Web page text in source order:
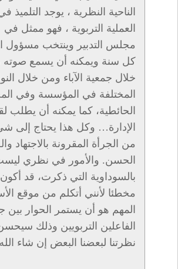
الناحية النظرية ، يوجد التلميذ
العملية التربوية ، فهو ممثل في
مجلس التدبير وينتخب مسؤول
كل سنة ويمكنه أن يسمع
خلال جمعية الآباء ومن خلال
المختلفة في المؤسسة وفي
الحائطية، كما يمكنه أن يطلب
الإدارة… وكل هذا يحتاج إلى
من الجرأة المقرونة بالاجتهاد
الحسن. والأمور في نظري
بالسوداوية التي ذكرت، قد أكون
مخطئا لأنني أتكلم من موقع
المهم هو أن يستمر الحوار بين
الفاعلين التربويين وذلك
نظرتنا لبعضنا البعض إن شاء